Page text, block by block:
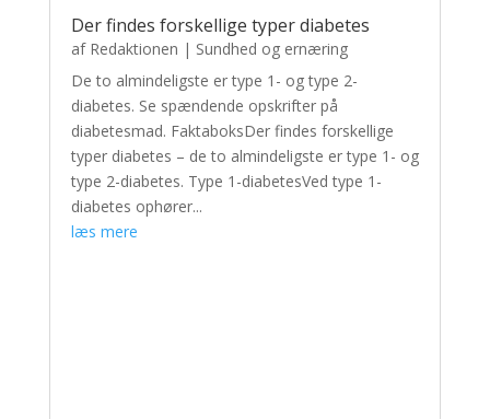
Der findes forskellige typer diabetes
af Redaktionen | Sundhed og ernæring
De to almindeligste er type 1- og type 2-
diabetes. Se spændende opskrifter på
diabetesmad. FaktaboksDer findes forskellige
typer diabetes – de to almindeligste er type 1- og
type 2-diabetes. Type 1-diabetesVed type 1-
diabetes ophører...
læs mere